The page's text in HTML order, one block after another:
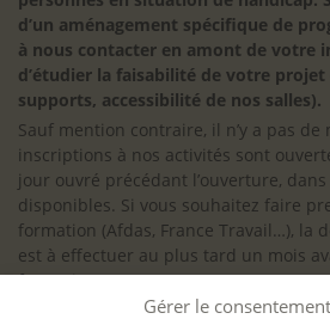
Gérer le
d’un aménagement spécifique de
à nous contacter en amont de votre
d’étudier la faisabilité de votre
supports, accessibilité de nos salles).
Sauf mention contraire, il n’y a pas de
inscriptions à nos activités sont
jour ouvré précédant l’ouverture,
disponibles. Si vous souhaitez faire
formation (Afdas, France Travail…), la
est à effectuer au plus tard un mois
formation.